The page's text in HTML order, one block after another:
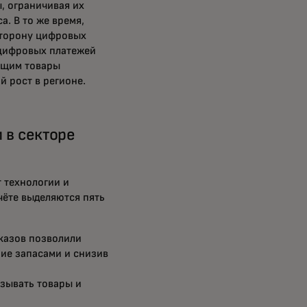
ограничивая их
В то же время,
цифровых
платежей
товары
рост в регионе.
секторе
и
выделяются пять
позволили
запасами и снизив
товары и